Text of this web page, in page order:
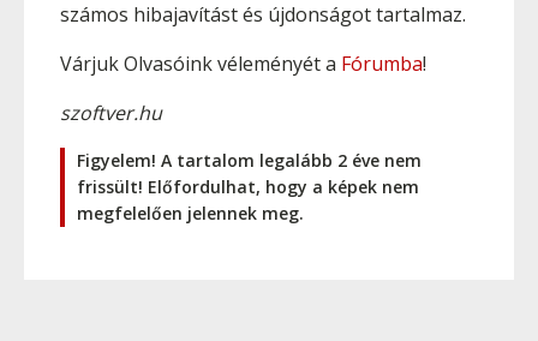
számos hibajavítást és újdonságot tartalmaz.
Várjuk Olvasóink véleményét a Fórumba!
szoftver.hu
Figyelem! A tartalom legalább 2 éve nem
frissült! Előfordulhat, hogy a képek nem
megfelelően jelennek meg.